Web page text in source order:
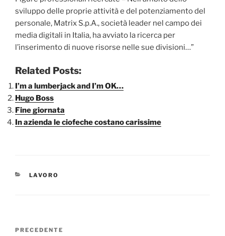
sviluppo delle proprie attività e del potenziamento del
personale, Matrix S.p.A., società leader nel campo dei
media digitali in Italia, ha avviato la ricerca per
l’inserimento di nuove risorse nelle sue divisioni…”
Related Posts:
I’m a lumberjack and I’m OK…
Hugo Boss
Fine giornata
In azienda le ciofeche costano carissime
CATEGORIE
LAVORO
Articolo
PRECEDENTE